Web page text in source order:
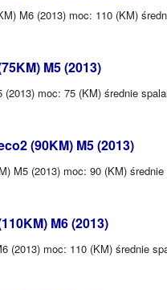
M6 (2013) moc: 110 (KM)
M5 (2013)
moc: 75 (KM) średnie
(90KM) M5 (2013)
M5 (2013) moc: 90 (KM)
M6 (2013)
(2013) moc: 110 (KM) średnie